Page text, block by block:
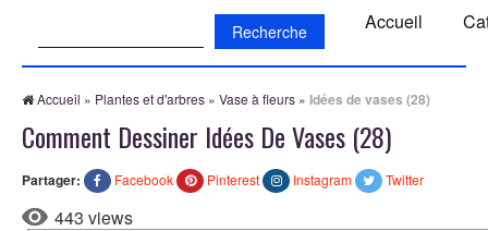
Accueil
Accueil » Plantes et d'arbres » Vase à fleurs » Idées de vases (28)
Comment Dessiner Idées De Vases (28)
Partager: Facebook Pinterest Instagram Twitter
443 views